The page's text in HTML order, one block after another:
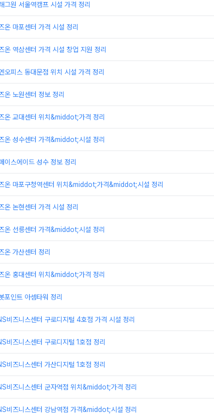
그원 서울역캠프 시설 가격 정리
온 마포센터 가격 시설 정리
온 역삼센터 가격 시설 창업 지원 정리
오피스 동대문점 위치 시설 가격 정리
온 노원센터 정보 정리
온 교대센터 위치&middot;가격 정리
온 성수센터 가격&middot;시설 정리
이스에이드 성수 정보 정리
온 마포구청역센터 위치&middot;가격&middot;시설 정리
온 논현센터 가격 시설 정리
온 선릉센터 가격&middot;시설 정리
온 가산센터 정리
온 홍대센터 위치&middot;가격 정리
포인트 아셈타워 정리
비즈니스센터 구로디지털 4호점 가격 시설 정리
비즈니스센터 구로디지털 1호점 정리
비즈니스센터 가산디지털 1호점 정리
비즈니스센터 군자역점 위치&middot;가격 정리
비즈니스센터 강남역점 가격&middot;시설 정리